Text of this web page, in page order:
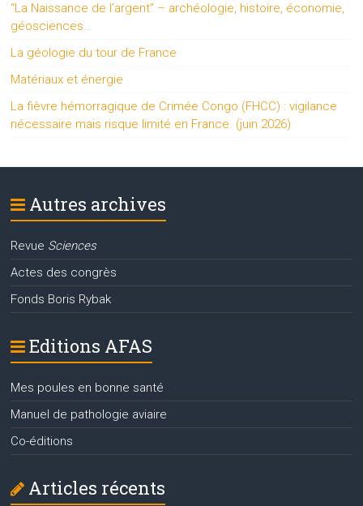
“La Naissance de l’argent” – archéologie, histoire, économie,
géosciences…
La géologie du tour de France
Matériaux et énergie
La fièvre hémorragique de Crimée Congo (FHCC) : vigilance
nécessaire mais risque limité en France. (juin 2026)
Autres archives
Revue Sciences
Actes des congrès
Fonds Boris Rybak
Editions AFAS
Mes poules en bonne santé
Manuel de pathologie aviaire
Co-éditions
Articles récents